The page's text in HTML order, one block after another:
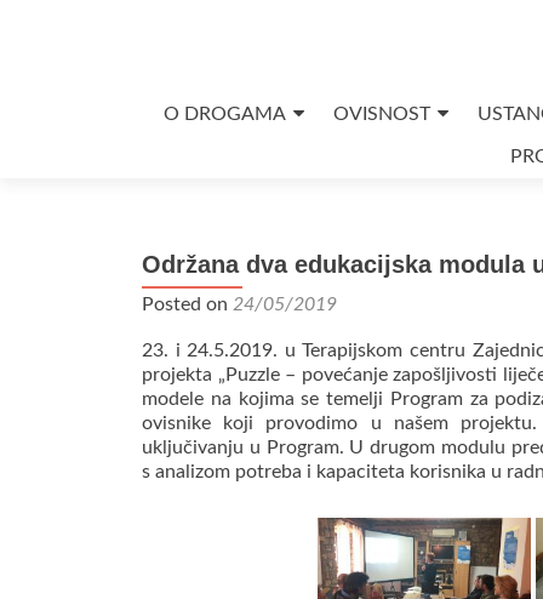
SkipO DROGAMA OVISNOST
Održana dva edukacijska modula
Posted on 24/05/2019
23. i 24.5.2019. u Terapijskom centru
projekta „Puzzle – povećanje zapošljivosti
modele na kojima se temelji Program za
ovisnike koji provodimo u našem
uključivanju u Program. U drugom modulu
s analizom potreba i kapaciteta korisnika u